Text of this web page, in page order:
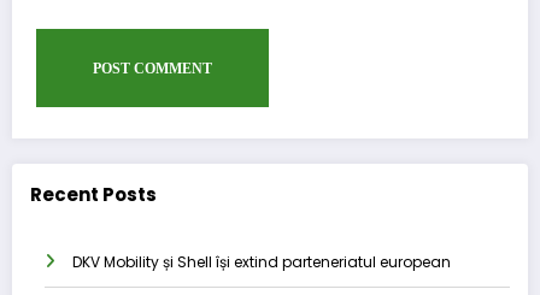
Recent Posts
DKV Mobility și Shell își extind parteneriatul european